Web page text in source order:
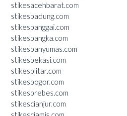
stikesacehbarat.com
stikesbadung.com
stikesbanggai.com
stikesbangka.com
stikesbanyumas.com
stikesbekasi.com
stikesblitar.com
stikesbogor.com
stikesbrebes.com
stikescianjur.com